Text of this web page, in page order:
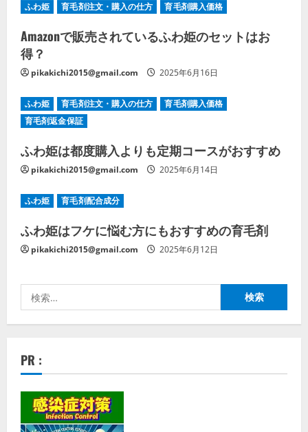
ふわ姫 育毛剤注文・購入の仕方 育毛剤購入価格
Amazonで販売されているふわ姫のセットはお
得？
pikakichi2015@gmail.com 2025年6月16日
ふわ姫 育毛剤注文・購入の仕方
育毛剤購入価格
育毛剤返金保証
ふわ姫は都度購入よりも定期コースがおすすめ
pikakichi2015@gmail.com 2025年6月14日
ふわ姫 育毛剤配合成分
ふわ姫はフケに悩む方にもおすすめの育毛剤
pikakichi2015@gmail.com 2025年6月12日
索:
PR :